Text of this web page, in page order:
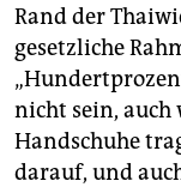
Rand der
gesetzliche
nicht sein,
Handschuhe
darauf, und